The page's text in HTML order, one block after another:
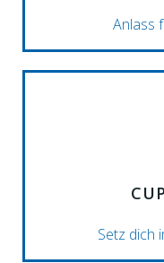
Anlass
Setz dich